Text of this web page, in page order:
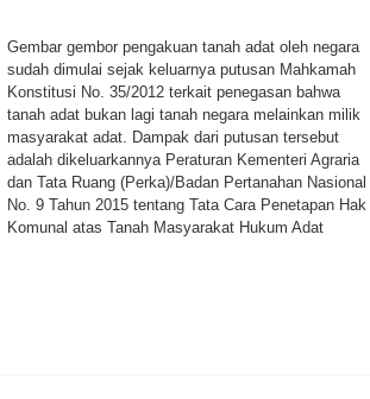
Gembar gembor pengakuan tanah adat oleh negara
sudah dimulai sejak keluarnya putusan Mahkamah
Konstitusi No. 35/2012 terkait penegasan bahwa
tanah adat bukan lagi tanah negara melainkan milik
masyarakat adat. Dampak dari putusan tersebut
adalah dikeluarkannya Peraturan Kementeri Agraria
dan Tata Ruang (Perka)/Badan Pertanahan Nasional
No. 9 Tahun 2015 tentang Tata Cara Penetapan Hak
Komunal atas Tanah Masyarakat Hukum Adat